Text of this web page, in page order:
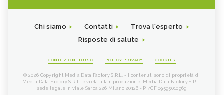
Chi siamo Contatti
Trova l'esperto
Risposte di salute
CONDIZIONI D'USO POLICY PRIVACY COOKIES
© 2026 Copyright Media Data Factory S.R.L. - I contenuti sono di proprietà di
Media Data Factory S.R.L, è vietata la riproduzione. Media Data Factory S.R.L.
sede legale in viale Sarca 226 Milano 20126 - PI/CF 09595010969